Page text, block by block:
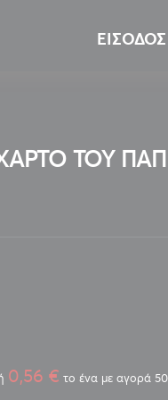
ΕΊΣΟΔΟΣ
ΤΟΥ
0,56 € το ένα με αγορά